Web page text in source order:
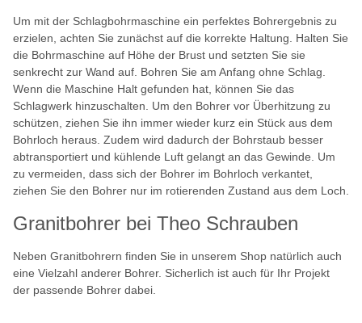
Um mit der Schlagbohrmaschine ein perfektes Bohrergebnis zu
erzielen, achten Sie zunächst auf die korrekte Haltung. Halten Sie
die Bohrmaschine auf Höhe der Brust und setzten Sie sie
senkrecht zur Wand auf. Bohren Sie am Anfang ohne Schlag.
Wenn die Maschine Halt gefunden hat, können Sie das
Schlagwerk hinzuschalten. Um den Bohrer vor Überhitzung zu
schützen, ziehen Sie ihn immer wieder kurz ein Stück aus dem
Bohrloch heraus. Zudem wird dadurch der Bohrstaub besser
abtransportiert und kühlende Luft gelangt an das Gewinde. Um
zu vermeiden, dass sich der Bohrer im Bohrloch verkantet,
ziehen Sie den Bohrer nur im rotierenden Zustand aus dem Loch.
Granitbohrer bei Theo Schrauben
Neben Granitbohrern finden Sie in unserem Shop natürlich auch
eine Vielzahl anderer Bohrer. Sicherlich ist auch für Ihr Projekt
der passende Bohrer dabei.